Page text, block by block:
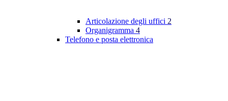
Articolazione degli uffici 2
Organigramma 4
Telefono e posta elettronica